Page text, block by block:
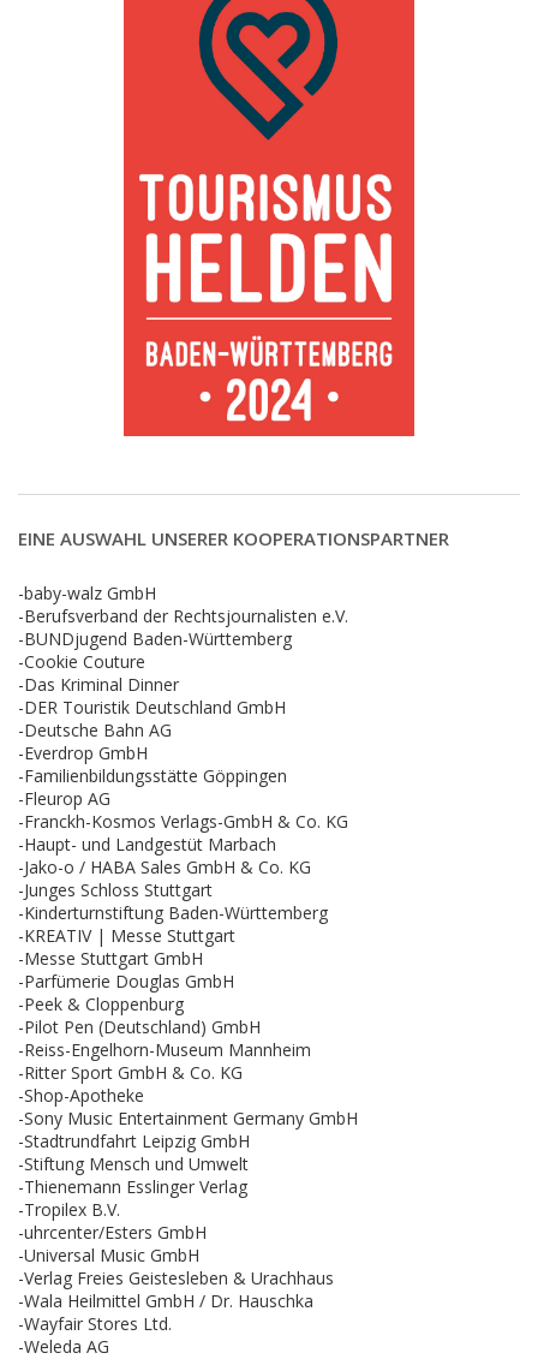
EINE AUSWAHL UNSERER KOOPERATIONSPARTNER
-baby-walz GmbH
-Berufsverband der Rechtsjournalisten e.V.
-BUNDjugend Baden-Württemberg
-Cookie Couture
-Das Kriminal Dinner
-DER Touristik Deutschland GmbH
-Deutsche Bahn AG
-Everdrop GmbH
-Familienbildungsstätte Göppingen
-Fleurop AG
-Franckh-Kosmos Verlags-GmbH & Co. KG
-Haupt- und Landgestüt Marbach
-Jako-o / HABA Sales GmbH & Co. KG
-Junges Schloss Stuttgart
-Kinderturnstiftung Baden-Württemberg
-KREATIV | Messe Stuttgart
-Messe Stuttgart GmbH
-Parfümerie Douglas GmbH
-Peek & Cloppenburg
-Pilot Pen (Deutschland) GmbH
-Reiss-Engelhorn-Museum Mannheim
-Ritter Sport GmbH & Co. KG
-Shop-Apotheke
-Sony Music Entertainment Germany GmbH
-Stadtrundfahrt Leipzig GmbH
-Stiftung Mensch und Umwelt
-Thienemann Esslinger Verlag
-Tropilex B.V.
-uhrcenter/Esters GmbH
-Universal Music GmbH
-Verlag Freies Geistesleben & Urachhaus
-Wala Heilmittel GmbH / Dr. Hauschka
-Wayfair Stores Ltd.
-Weleda AG